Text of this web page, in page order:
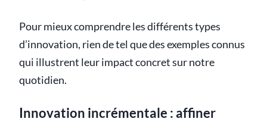
Pour mieux comprendre les différents types
d’innovation, rien de tel que des exemples connus
qui illustrent leur impact concret sur notre
quotidien.
Innovation incrémentale : affiner